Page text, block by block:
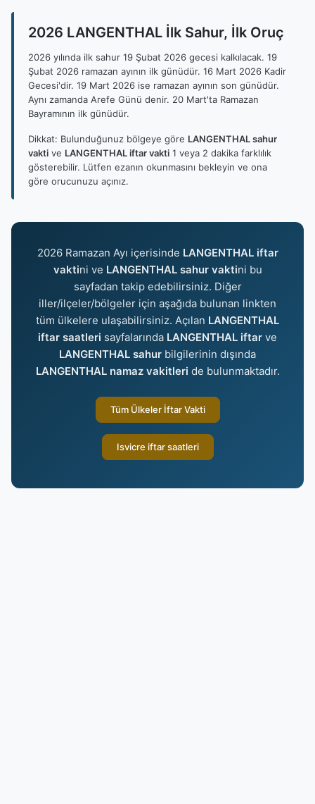
2026 LANGENTHAL İlk Sahur, İlk Oruç
2026 yılında ilk sahur 19 Şubat 2026 gecesi kalkılacak. 19
Şubat 2026 ramazan ayının ilk günüdür. 16 Mart 2026 Kadir
Gecesi'dir. 19 Mart 2026 ise ramazan ayının son günüdür.
Aynı zamanda Arefe Günü denir. 20 Mart'ta Ramazan
Bayramının ilk günüdür.
Dikkat: Bulunduğunuz bölgeye göre LANGENTHAL sahur
vakti ve LANGENTHAL iftar vakti 1 veya 2 dakika farklılık
gösterebilir. Lütfen ezanın okunmasını bekleyin ve ona
göre orucunuzu açınız.
2026 Ramazan Ayı içerisinde LANGENTHAL iftar
vaktini ve LANGENTHAL sahur vaktini bu
sayfadan takip edebilirsiniz. Diğer
iller/ilçeler/bölgeler için aşağıda bulunan linkten
tüm ülkelere ulaşabilirsiniz. Açılan LANGENTHAL
iftar saatleri sayfalarında LANGENTHAL iftar ve
LANGENTHAL sahur bilgilerinin dışında
LANGENTHAL namaz vakitleri de bulunmaktadır.
Tüm Ülkeler İftar Vakti
Isvicre iftar saatleri